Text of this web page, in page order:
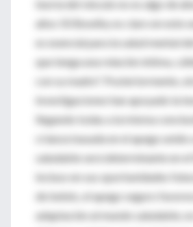
teoría del vínculo no es algo de
años 50 Bowlby es claro en este
es esencial para la salud mental
que tenga una relación íntima,
con su madre". Posteriormente,
investigaciones han apoyado la
llegando todas a la misma
crianza basada en el apego unido
saludable será determinante en el
incluso en sus oportunidades
de bebés, el apego seguro
adaptación al mundo saludable,